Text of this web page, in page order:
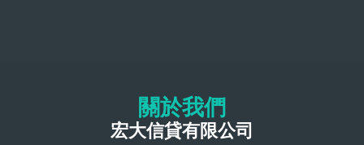
關於我們
宏大信貸有限公司